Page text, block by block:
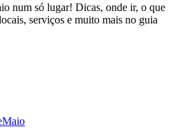
num só lugar! Dicas, onde ir, o que
serviços e muito mais no guia